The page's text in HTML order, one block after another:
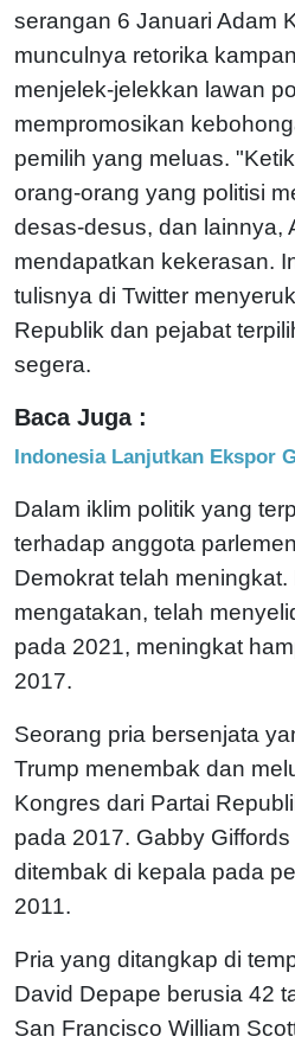
serangan 6 Januari Adam
munculnya retorika
menjelek-jelekkan lawan
mempromosikan
pemilih yang meluas.
orang-orang yang politisi
desas-desus, dan lainnya,
mendapatkan kekerasan.
tulisnya di Twitter
Republik dan pejabat
segera.
Baca Juga :
Indonesia Lanjutkan Ekspor
Dalam iklim politik yang
terhadap anggota
Demokrat telah meningkat.
mengatakan, telah
pada 2021, meningkat
2017.
Seorang pria bersenjata
Trump menembak dan
Kongres dari Partai
pada 2017. Gabby
ditembak di kepala pada
2011.
Pria yang ditangkap di
David Depape berusia 42
San Francisco William